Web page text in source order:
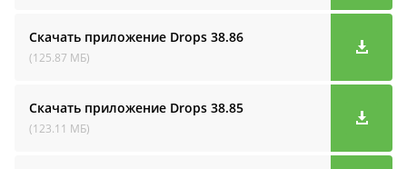
Скачать приложение Drops 38.86
(125.87 МБ)
Скачать приложение Drops 38.85
(123.11 МБ)